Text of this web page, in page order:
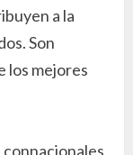
a la
Son
los mejores
connacionales